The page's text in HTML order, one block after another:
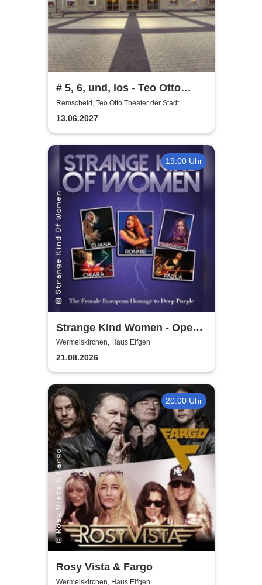
# 5, 6, und, los - Teo Otto
Theater
Remscheid, Teo Otto Theater der Stadt
Remscheid
13.06.2027
19:00 Uhr
Strange Kind Women - Open
Air Summerstage
Wermelskirchen, Haus Eifgen
21.08.2026
20:00 Uhr
Rosy Vista & Fargo
Wermelskirchen, Haus Eifgen